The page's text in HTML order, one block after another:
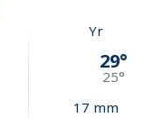
Yr
29°
25°
17 mm